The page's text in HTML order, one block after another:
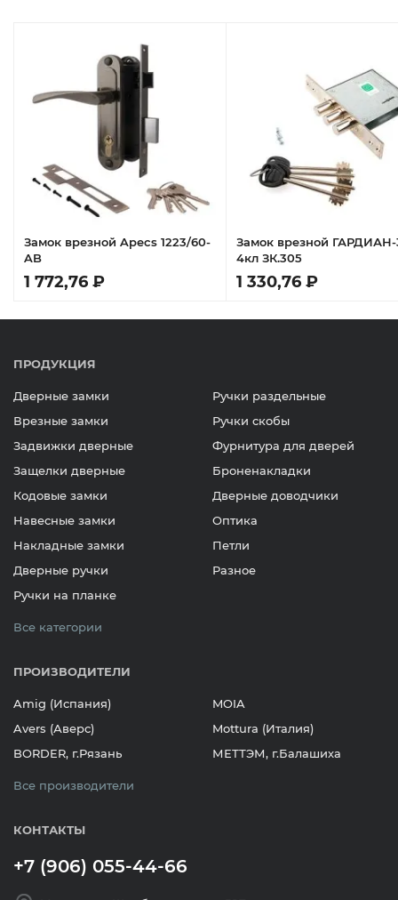
Замок врезной Apecs 1223/60-
AB
1 772,76 ₽
Замок врезной ГАРДИАН-
4кл ЗК.305
1 330,76 ₽
ПРОДУКЦИЯ
Дверные замки
Врезные замки
Задвижки дверные
Защелки дверные
Кодовые замки
Навесные замки
Накладные замки
Дверные ручки
Ручки на планке
Ручки раздельные
Ручки скобы
Фурнитура для дверей
Броненакладки
Дверные доводчики
Оптика
Петли
Разное
Все категории
ПРОИЗВОДИТЕЛИ
Amig (Испания)
Avers (Аверс)
BORDER, г.Рязань
MOIA
Mottura (Италия)
МЕТТЭМ, г.Балашиха
Все производители
КОНТАКТЫ
+7 (906) 055-44-66